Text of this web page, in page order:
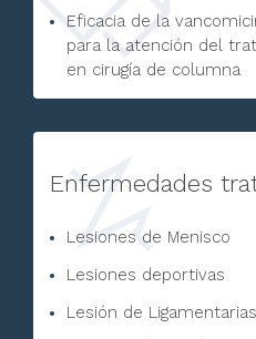
Eficacia de la
para la atención del
en cirugía de columna
Enfermedades
Lesiones de Menisco
Lesiones deportivas
Lesión de